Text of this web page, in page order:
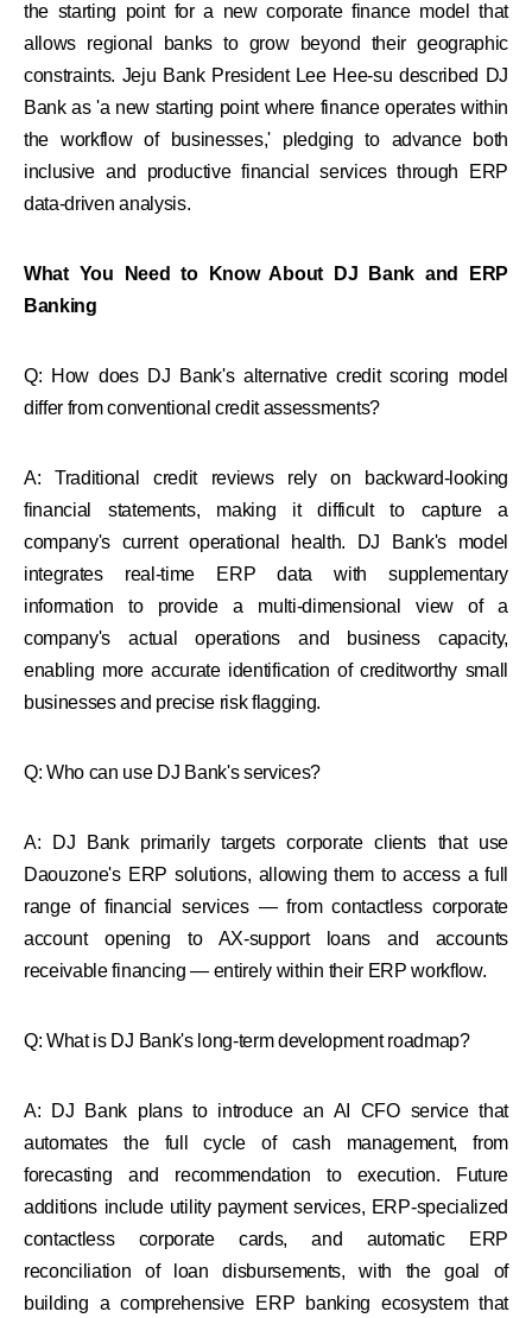
the starting point for a new corporate finance model that
allows regional banks to grow beyond their geographic
constraints. Jeju Bank President Lee Hee-su described DJ
Bank as 'a new starting point where finance operates within
the workflow of businesses,' pledging to advance both
inclusive and productive financial services through ERP
data-driven analysis.
What You Need to Know About DJ Bank and ERP
Banking
Q: How does DJ Bank's alternative credit scoring model
differ from conventional credit assessments?
A: Traditional credit reviews rely on backward-looking
financial statements, making it difficult to capture a
company's current operational health. DJ Bank's model
integrates real-time ERP data with supplementary
information to provide a multi-dimensional view of a
company's actual operations and business capacity,
enabling more accurate identification of creditworthy small
businesses and precise risk flagging.
Q: Who can use DJ Bank's services?
A: DJ Bank primarily targets corporate clients that use
Daouzone's ERP solutions, allowing them to access a full
range of financial services — from contactless corporate
account opening to AX-support loans and accounts
receivable financing — entirely within their ERP workflow.
Q: What is DJ Bank's long-term development roadmap?
A: DJ Bank plans to introduce an AI CFO service that
automates the full cycle of cash management, from
forecasting and recommendation to execution. Future
additions include utility payment services, ERP-specialized
contactless corporate cards, and automatic ERP
reconciliation of loan disbursements, with the goal of
building a comprehensive ERP banking ecosystem that